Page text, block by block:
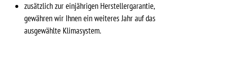
zusätzlich zur einjährigen Herstellergarantie,
gewähren wir Ihnen ein weiteres Jahr auf das
ausgewählte Klimasystem.